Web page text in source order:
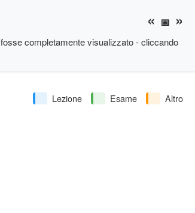
« 📅 »
completamente visualizzato - cliccando
Lezione Esame Altro